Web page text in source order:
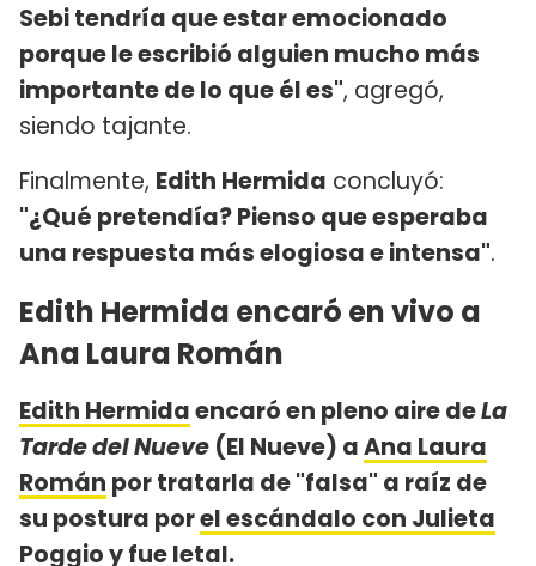
Sebi tendría que estar emocionado
porque le escribió alguien mucho más
importante de lo que él es", agregó,
siendo tajante.
Finalmente, Edith Hermida concluyó:
"¿Qué pretendía? Pienso que esperaba
una respuesta más elogiosa e intensa".
Edith Hermida encaró en vivo a
Ana Laura Román
Edith Hermidaencaró en pleno aire deLa
Tarde del Nueve (El Nueve) aAna Laura
Román por tratarla de "falsa" a raíz de
su postura porel escándalo con Julieta
Poggioy fue letal.